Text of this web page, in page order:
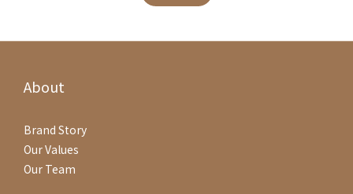
About
Brand Story
Our Values
Our Team